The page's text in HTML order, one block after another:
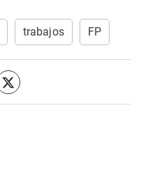
trabajos FP